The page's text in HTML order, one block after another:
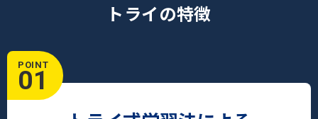
トライの特徴
POINT
01